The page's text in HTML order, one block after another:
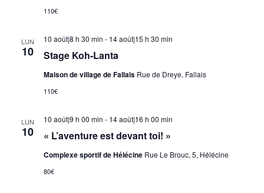
110€
LUN
10 Stage Koh-Lanta
10 août|8 h 30 min - 14 août|15 h 30 min
Maison de village de Fallais Rue de Dreye, Fallais
110€
LUN
10 « L’aventure est devant toi! »
10 août|9 h 00 min - 14 août|16 h 00 min
Complexe sportif de Hélécine Rue Le Brouc, 5, Hélécine
80€